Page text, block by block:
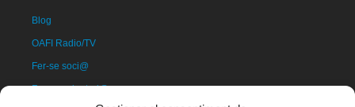
Blog
OAFI Radio/TV
Fer-se soci@
Fer-se voluntari@